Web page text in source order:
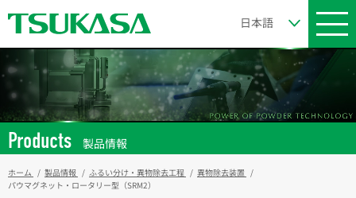
Products 製品情報
ホーム 製品情報 ふるい分け・異物除去工程
異物除去装置
パウマグネット・ロータリー型（SRM2）